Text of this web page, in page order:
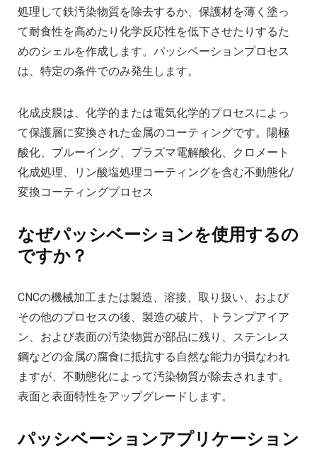
処理して鉄汚染物質を除去するか、保護材を薄く塗っ
て耐食性を高めたり化学反応性を低下させたりするた
めのシェルを作成します。パッシベーションプロセス
は、特定の条件でのみ発生します。
化成皮膜は、化学的または電気化学的プロセスによっ
て保護層に変換された金属のコーティングです。陽極
酸化、ブルーイング、プラズマ電解酸化、クロメート
化成処理、リン酸塩処理コーティングを含む不動態化/
変換コーティングプロセス
なぜパッシベーションを使用するの
ですか？
CNCの機械加工または製造、溶接、取り扱い、および
その他のプロセスの後、製造の破片、トランプアイア
ン、および表面の汚染物質が部品に残り、ステンレス
鋼などの金属の腐食に抵抗する自然な能力が損なわれ
ますが、不動態化によって汚染物質が除去されます。
表面と表面特性をアップグレードします。
パッシベーションアプリケーション